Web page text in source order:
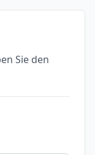
Sie den